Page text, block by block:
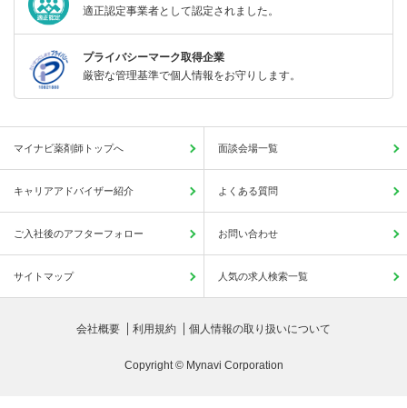
適正認定事業者として認定されました。
プライバシーマーク取得企業
厳密な管理基準で個人情報をお守りします。
マイナビ薬剤師トップへ 面談会場一覧
キャリアアドバイザー紹介 よくある質問
ご入社後のアフターフォロー お問い合わせ
サイトマップ 人気の求人検索一覧
会社概要 利用規約 個人情報の取り扱いについて
Copyright © Mynavi Corporation